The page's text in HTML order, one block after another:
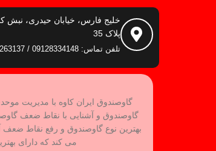
خلیج فارس، خیابان حیدری، نبش
پلاک 35
تلفن تماس: 09128334148 / 66263137-021
گاوصندوق ایران کاوه با مدیریت
گاوصندوق و آشنایی با نقاط ضعف
می کند که دارای